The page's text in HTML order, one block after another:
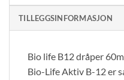
TILLEGGSINFORMASJON
Bio life B12 dråper
Bio-Life Aktiv B-12 er